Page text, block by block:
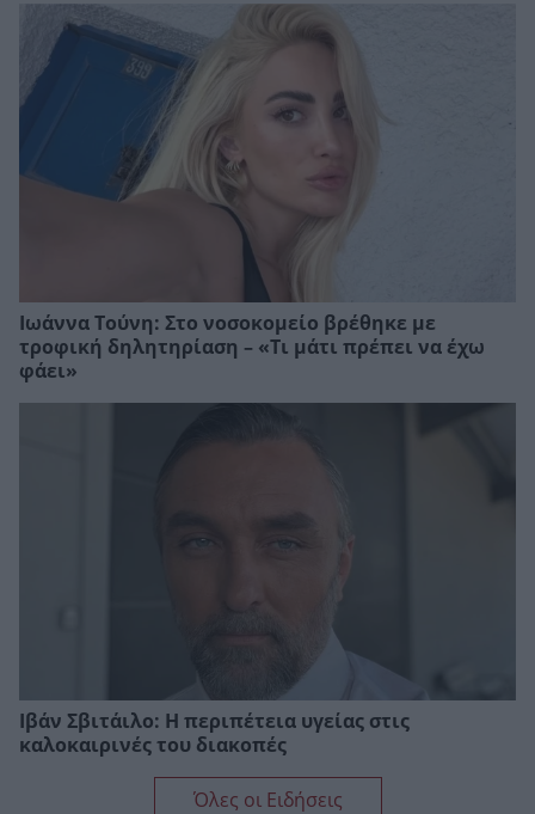
Ιωάννα Τούνη: Στο νοσοκομείο βρέθηκε με
τροφική δηλητηρίαση – «Τι μάτι πρέπει να έχω
φάει»
Ιβάν Σβιτάιλο: Η περιπέτεια υγείας στις
καλοκαιρινές του διακοπές
Όλες οι Ειδήσεις